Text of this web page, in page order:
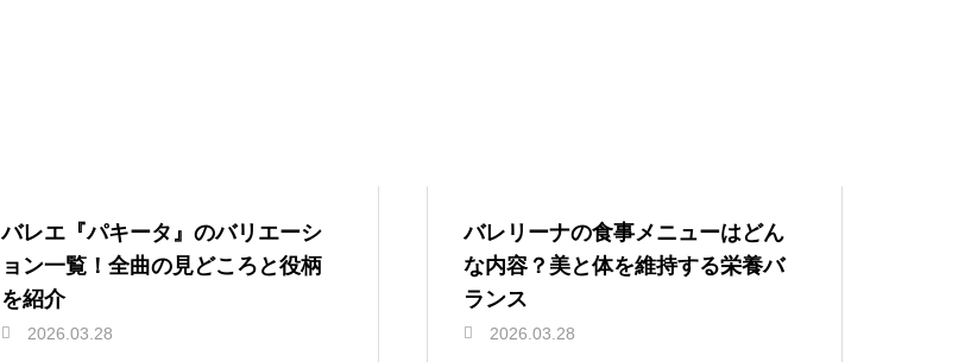
バレエ『パキータ』のバリエーシ
ョン一覧！全曲の見どころと役柄
を紹介
2026.03.28
バレリーナの食事メニューはどん
な内容？美と体を維持する栄養バ
ランス
2026.03.28